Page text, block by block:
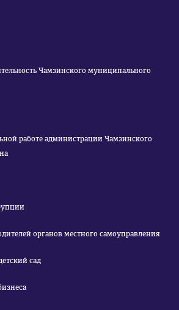
Чамзинского муниципального
работе администрации Чамзинского
органов местного самоуправления
сад